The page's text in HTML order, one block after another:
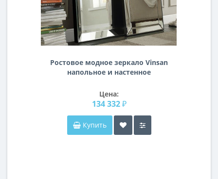
Ростовое модное зеркало Vinsan
напольное и настенное
Цена:
134 332 ₽
Купить